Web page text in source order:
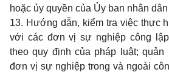
hoặc ủy quyền của Ủy ban nhân
13. Hướng dẫn, kiểm tra việc thực
với các đơn vị sự nghiệp công
theo quy định của pháp luật;
đơn vị sự nghiệp trong và ngoài